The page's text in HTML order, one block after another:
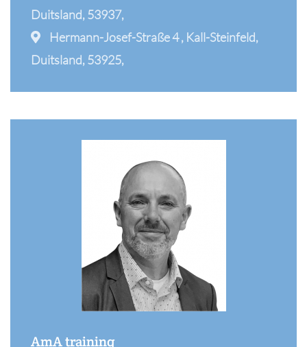
Duitsland, 53937,
Hermann-Josef-Straße 4 , Kall-Steinfeld,
Duitsland, 53925,
AmA training